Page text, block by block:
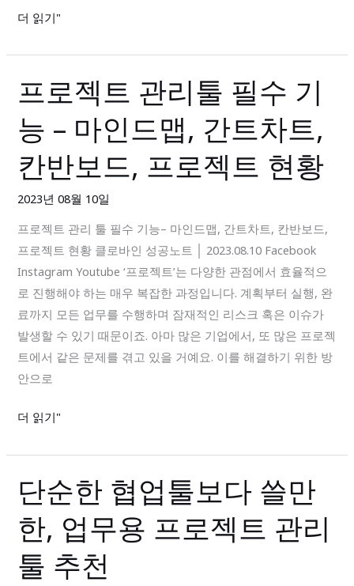
리
드,
이
릴
레
이
션,
일
더 읽기"
프로젝트 관리툴 필수 기
능 – 마인드맵, 간트차트,
칸반보드, 프로젝트 현황
2023년 08월 10일
프로젝트 관리 툴 필수 기능– 마인드맵, 간트차트, 칸반보드,
프로젝트 현황 클로바인 성공노트 │ 2023.08.10 Facebook
Instagram Youtube ‘프로젝트’는 다양한 관점에서 효율적으
로 진행해야 하는 매우 복잡한 과정입니다. 계획부터 실행, 완
료까지 모든 업무를 수행하며 잠재적인 리스크 혹은 이슈가
발생할 수 있기 때문이죠. 아마 많은 기업에서, 또 많은 프로젝
트에서 같은 문제를 겪고 있을 거예요. 이를 해결하기 위한 방
안으로
프
로
젝
트
관
필
수
기
능
–
마
인
드
간
트,
칸
반
보
드,
더 읽기"
단순한 협업툴보다 쓸만
한, 업무용 프로젝트 관리
툴 추천
단
순
한
협
업